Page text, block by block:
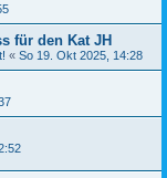
für den Kat JH
« So 19. Okt 2025, 14:28